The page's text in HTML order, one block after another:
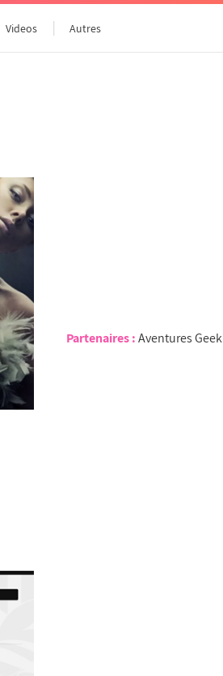
Videos Autres
Partenaires :Aventures Geek